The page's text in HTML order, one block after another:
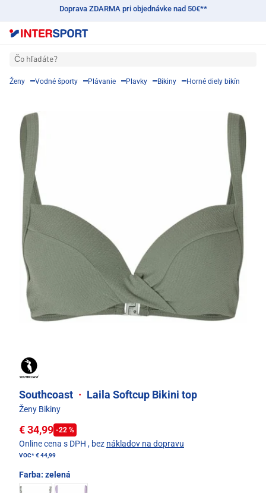
Doprava ZDARMA pri objednávke nad 50€**
Čo hľadáte?
Ženy Vodné športy Plávanie Plavky Bikiny Horné diely bikín
Southcoast · Laila Softcup Bikini top
Ženy Bikiny
€ 34,99 -22 %
Online cena s DPH , bez nákladov na dopravu
VOC*€ 44,99
Farba: zelená